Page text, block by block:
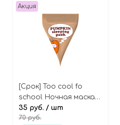
Акция
[Срок] Too cool fo
school Ночная маска
для лица с тыквой
(пирамидка) Pumpkin
35 руб. / шт
70 руб.